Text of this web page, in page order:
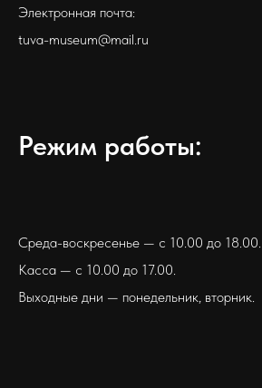
Электронная почта:
tuva-museum@mail.ru
Режим работы:
Среда-воскресенье — с 10.00 до 18.00.
Касса — с 10.00 до 17.00.
Выходные дни — понедельник, вторник.